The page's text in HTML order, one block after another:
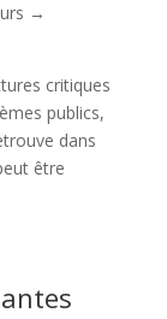
→
critiques
publics,
dans
être